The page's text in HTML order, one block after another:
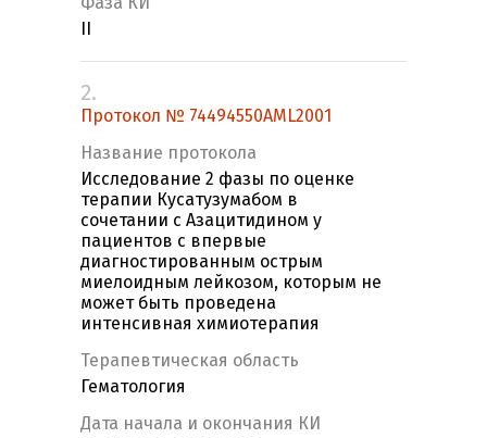
2.
Протокол № 74494550AML2001
Название протокола
Исследование 2 фазы по оценке
терапии Кусатузумабом в
сочетании с Азацитидином у
пациентов с впервые
диагностированным острым
миелоидным лейкозом, которым не
может быть проведена
интенсивная химиотерапия
Терапевтическая область
Гематология
Дата начала и окончания КИ